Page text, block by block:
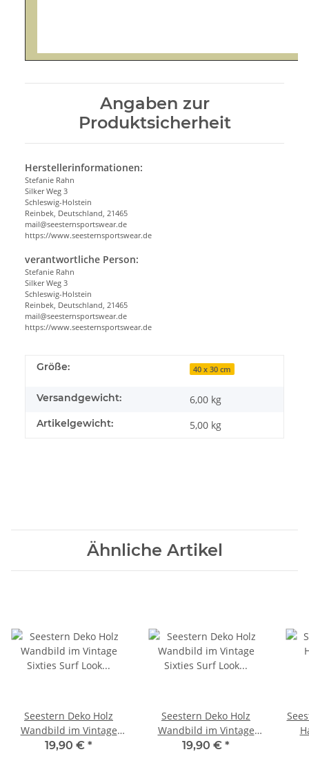
Angaben zur
Produktsicherheit
Herstellerinformationen:
Stefanie Rahn
Silker Weg 3
Schleswig-Holstein
Reinbek, Deutschland, 21465
mail@seesternsportswear.de
https://www.seesternsportswear.de
verantwortliche Person:
Stefanie Rahn
Silker Weg 3
Schleswig-Holstein
Reinbek, Deutschland, 21465
mail@seesternsportswear.de
https://www.seesternsportswear.de
Größe: 40 x 30 cm
Versandgewicht: 6,00 kg
Artikelgewicht: 5,00 kg
Ähnliche Artikel
Seestern Deko Holz
Wandbild im Vintage
Sixties Surf Look 30 x 40
19,90 € *
Seestern Deko Holz
Wandbild im Vintage
Sixties Surf Look 30 x 40
19,90 € *